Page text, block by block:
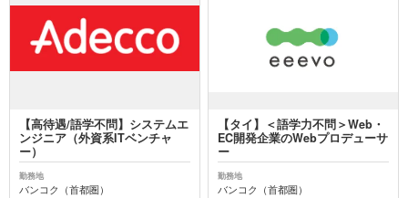
【高待遇/語学不問】システムエ
ンジニア（外資系ITベンチャ
ー）
勤務地
バンコク（首都圏）
【タイ】＜語学力不問＞Web・
EC開発企業のWebプロデューサ
ー
勤務地
バンコク（首都圏）